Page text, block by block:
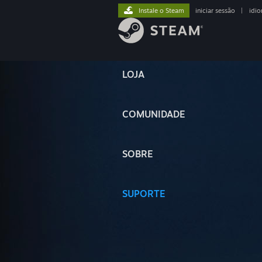
LOJA
COMUNIDADE
SOBRE
SUPORTE
Instale o Steam iniciar sessão